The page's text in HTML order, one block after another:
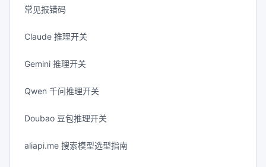
常见报错码
Claude 推理开关
Gemini 推理开关
Qwen 千问推理开关
Doubao 豆包推理开关
aliapi.me 搜索模型选型指南